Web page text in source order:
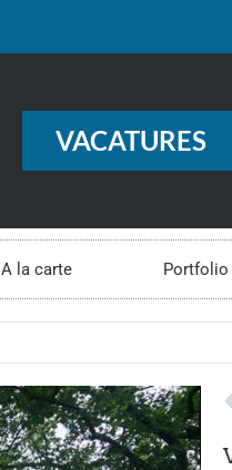
VACATURES
A la carte Portfolio